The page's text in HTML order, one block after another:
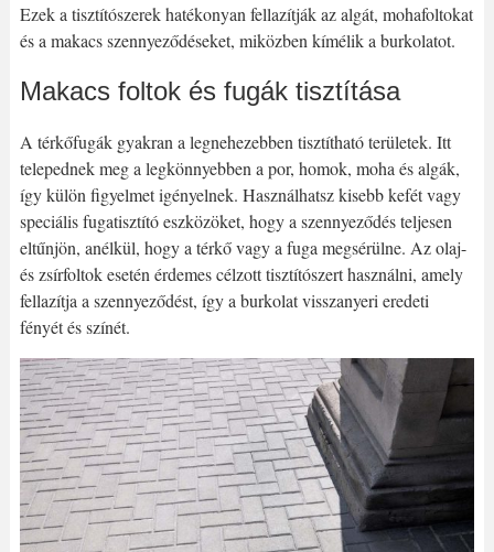
Ezek a tisztítószerek hatékonyan fellazítják az algát, mohafoltokat
és a makacs szennyeződéseket, miközben kímélik a burkolatot.
Makacs foltok és fugák tisztítása
A térkőfugák gyakran a legnehezebben tisztítható területek. Itt
telepednek meg a legkönnyebben a por, homok, moha és algák,
így külön figyelmet igényelnek. Használhatsz kisebb kefét vagy
speciális fugatisztító eszközöket, hogy a szennyeződés teljesen
eltűnjön, anélkül, hogy a térkő vagy a fuga megsérülne. Az olaj-
és zsírfoltok esetén érdemes célzott tisztítószert használni, amely
fellazítja a szennyeződést, így a burkolat visszanyeri eredeti
fényét és színét.